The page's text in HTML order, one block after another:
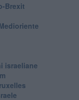
Brexit
israeliane